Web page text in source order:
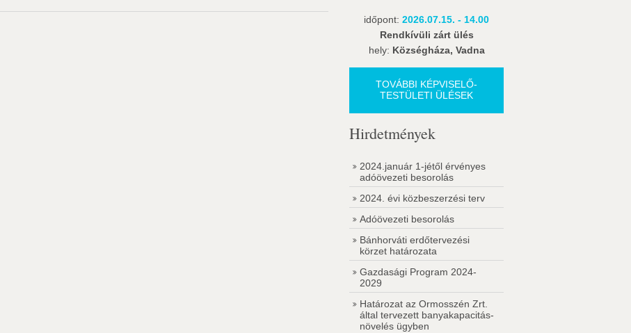
időpont: 2026.07.15. - 14.00
Rendkívüli zárt ülés
hely: Községháza, Vadna
TOVÁBBI KÉPVISELŐ-
TESTÜLETI ÜLÉSEK
Hirdetmények
2024.január 1-jétől érvényes
adóövezeti besorolás
2024. évi közbeszerzési terv
Adóövezeti besorolás
Bánhorváti erdőtervezési
körzet határozata
Gazdasági Program 2024-
2029
Határozat az Ormosszén Zrt.
által tervezett banyakapacitás-
növelés ügyben